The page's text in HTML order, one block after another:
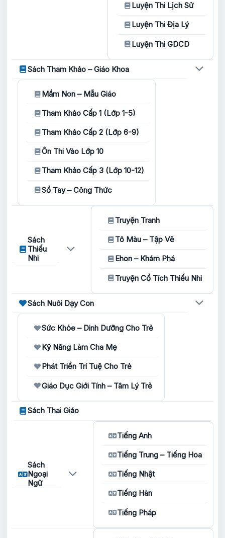
Luyện Thi Lịch Sử
Luyện Thi Địa Lý
Luyện Thi GDCD
Sách Tham Khảo – Giáo Khoa
Mầm Non – Mẫu Giáo
Tham Khảo Cấp 1 (Lớp 1-5)
Tham Khảo Cấp 2 (Lớp 6-9)
Ôn Thi Vào Lớp 10
Tham Khảo Cấp 3 (Lớp 10-12)
Sổ Tay – Công Thức
Sách
Thiếu
Nhi
Truyện Tranh
Tô Màu – Tập Vẽ
Ehon – Khám Phá
Truyện Cổ Tích Thiếu Nhi
Sách Nuôi Dạy Con
Sức Khỏe – Dinh Dưỡng Cho Trẻ
Kỹ Năng Làm Cha Mẹ
Phát Triển Trí Tuệ Cho Trẻ
Giáo Dục Giới Tính – Tâm Lý Trẻ
Sách Thai Giáo
Sách
Ngoại
Ngữ
Tiếng Anh
Tiếng Trung – Tiếng Hoa
Tiếng Nhật
Tiếng Hàn
Tiếng Pháp